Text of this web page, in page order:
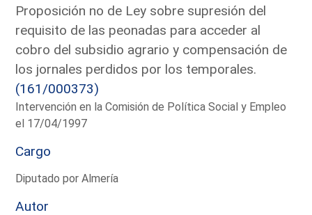
Proposición no de Ley sobre supresión del
requisito de las peonadas para acceder al
cobro del subsidio agrario y compensación de
los jornales perdidos por los temporales.
(161/000373)
Intervención en la Comisión de Política Social y Empleo
el 17/04/1997
Cargo
Diputado por Almería
Autor